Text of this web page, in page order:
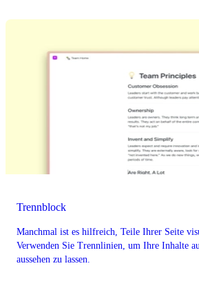
Trennblock
Manchmal ist es hilfreich, Teile Ihrer Seite
Verwenden Sie Trennlinien, um Ihre Inhalte
aussehen zu lassen.